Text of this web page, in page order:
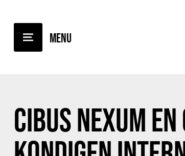
CIBUS NEXUM EN